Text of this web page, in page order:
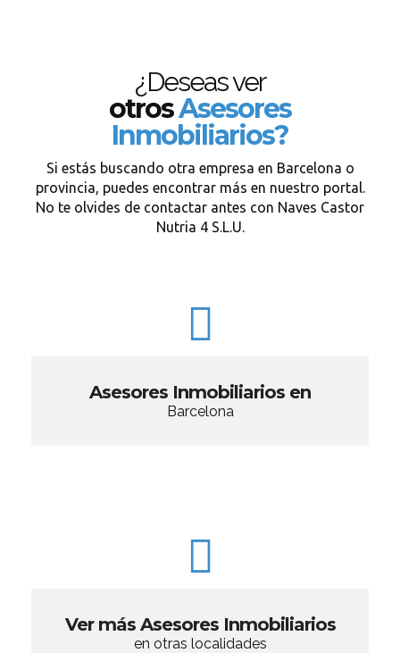
¿Deseas ver
otrosAsesores
Inmobiliarios?
Si estás buscando otra empresa en Barcelona o
provincia, puedes encontrar más en nuestro portal.
No te olvides de contactar antes con Naves Castor
Nutria 4 S.L.U.
Asesores Inmobiliarios en
Barcelona
Ver más Asesores Inmobiliarios
en otras localidades